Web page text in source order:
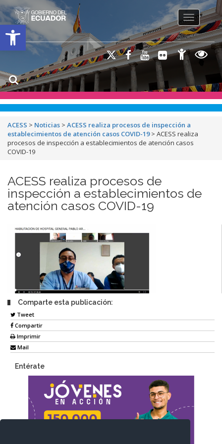
Open toolbar
Toggle
ACESS > Noticias > ACESS realiza procesos de inspección a
establecimientos de atención casos COVID-19> ACESS realiza
procesos de inspección a establecimientos de atención casos
COVID-19
ACESS realiza procesos de
inspección a establecimientos de
atención casos COVID-19
Comparte esta publicación:
Tweet
Compartir
Imprimir
Mail
Entérate